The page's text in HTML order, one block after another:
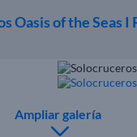
Oasis of the Seas I
Ampliar galería